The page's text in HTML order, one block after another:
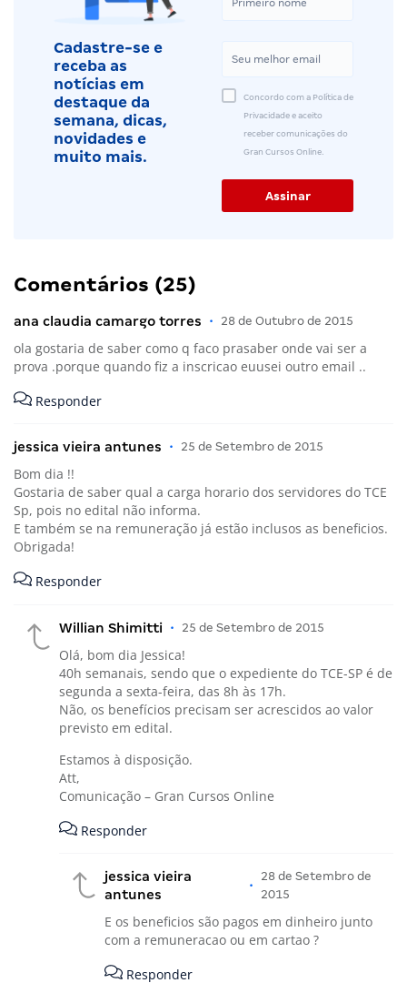
Cadastre-se e
receba as
notícias em
destaque da
semana, dicas,
novidades e
muito mais.
Concordo com a Política de
Privacidade e aceito
receber comunicações do
Gran Cursos Online.
Comentários (25)
ana claudia camargo torres • 28 de Outubro de 2015
ola gostaria de saber como q faco prasaber onde vai ser a
prova .porque quando fiz a inscricao euusei outro email ..
Responder
jessica vieira antunes • 25 de Setembro de 2015
Bom dia !!
Gostaria de saber qual a carga horario dos servidores do TCE
Sp, pois no edital não informa.
E também se na remuneração já estão inclusos as beneficios.
Obrigada!
Responder
Willian Shimitti • 25 de Setembro de 2015
Olá, bom dia Jessica!
40h semanais, sendo que o expediente do TCE-SP é de
segunda a sexta-feira, das 8h às 17h.
Não, os benefícios precisam ser acrescidos ao valor
previsto em edital.
Estamos à disposição.
Att,
Comunicação – Gran Cursos Online
Responder
jessica vieira
antunes
•
28 de Setembro de
2015
E os beneficios são pagos em dinheiro junto
com a remuneracao ou em cartao ?
Responder